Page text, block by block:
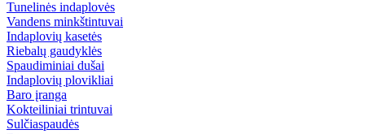
Tunelinės indaplovės
Vandens minkštintuvai
Indaplovių kasetės
Riebalų gaudyklės
Spaudiminiai dušai
Indaplovių plovikliai
Baro įranga
Kokteiliniai trintuvai
Sulčiaspaudės